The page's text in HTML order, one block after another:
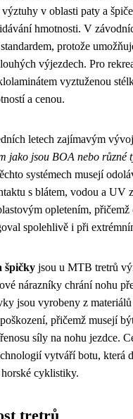
v oblasti paty a
hmotnosti. V
protože
výjezdech. Pro
vyztuženou
a cenou.
letech zajímavým
jako jsou BOA nebo různé
systémech musejí
s blátem, vodou a UV
opletením, přičemž
spolehlivě i při
špičky jsou u MTB tretrů
nárazníky chrání nohu
jsou vyrobeny z
přičemž musejí
síly na nohu jezdce.
vytváří botu, která
cyklistiky.
tretrů